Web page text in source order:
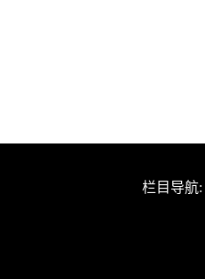
栏目导航: